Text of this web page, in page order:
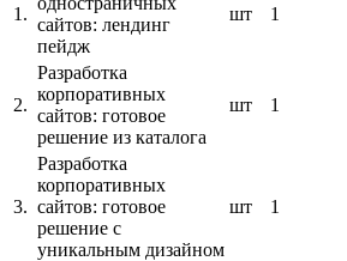
1.
сайтов: лендинг
пейдж
шт 1
2.
Разработка
корпоративных
сайтов: готовое
решение из каталога
шт 1
3.
Разработка
корпоративных
сайтов: готовое
решение с
уникальным дизайном
шт 1